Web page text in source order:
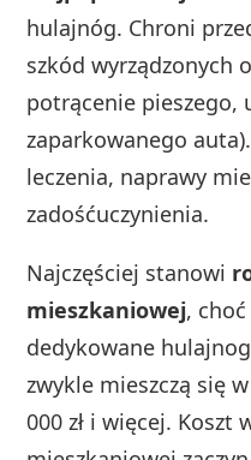
hulajnóg. Chroni
szkód wyrządzonych
potrącenie pieszego,
zaparkowanego
leczenia, naprawy
zadośćuczynienia.
Najczęściej stanowi
mieszkaniowej,
dedykowane
zwykle mieszczą się
000 zł i więcej. Koszt